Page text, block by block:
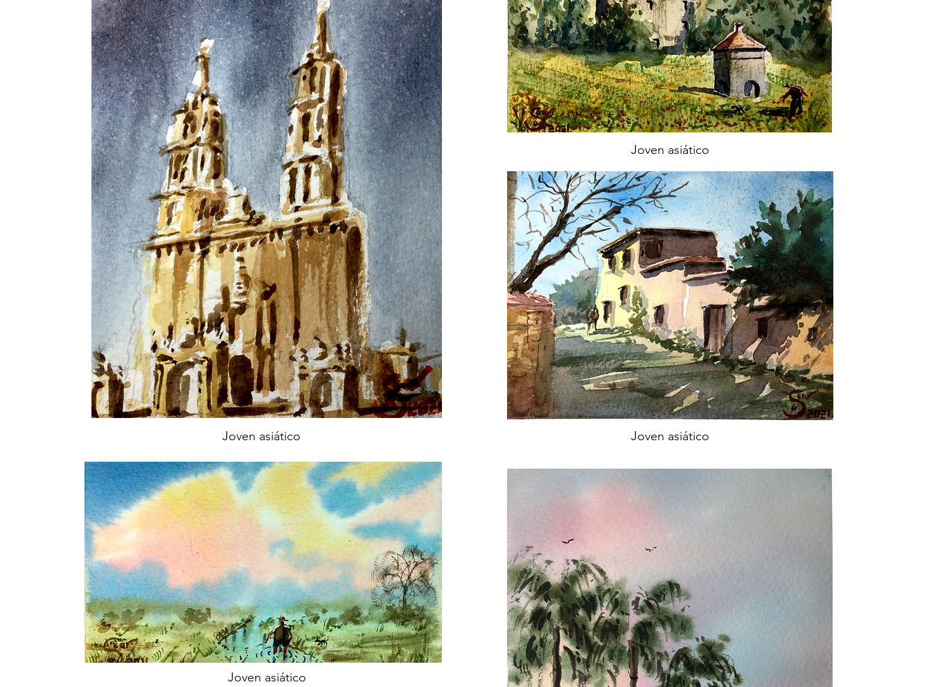
Joven asiático
Joven asiático
Joven asiático
Joven asiático